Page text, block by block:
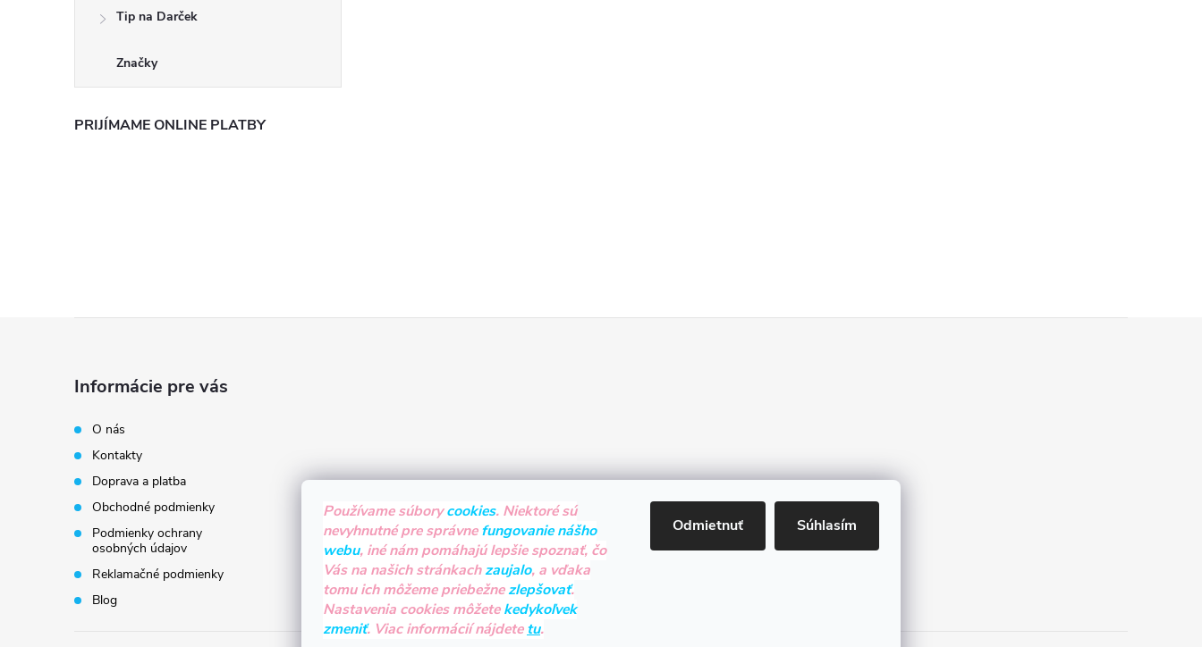
Používame súborycookies. Niektoré sú
nevyhnutné pre správnefungovanie nášho
webu, iné nám pomáhajú lepšie spoznať, čo
Vás na našich stránkachzaujalo, a vďaka
tomu ich môžeme priebežnezlepšovať.
Nastavenia cookies môžetekedykoľvek
zmeniť. Viac informácií nájdetetu.
Odmietnuť Súhlasím
Tip na Darček
Značky
PRIJÍMAME ONLINE PLATBY
Informácie pre vás
O nás
Kontakty
Doprava a platba
Obchodné podmienky
Podmienky ochrany
osobných údajov
Reklamačné podmienky
Blog